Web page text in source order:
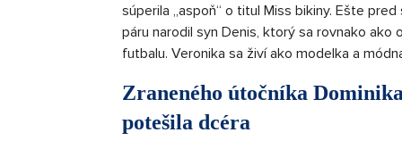
súperila „aspoň“ o titul Miss bikiny. Ešte
páru narodil syn Denis, ktorý sa rovnako
futbalu. Veronika sa živí ako modelka a
Zraneného útočníka
potešila dcéra